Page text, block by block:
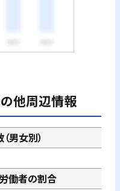
他周辺情報
男女別）
働者の割合